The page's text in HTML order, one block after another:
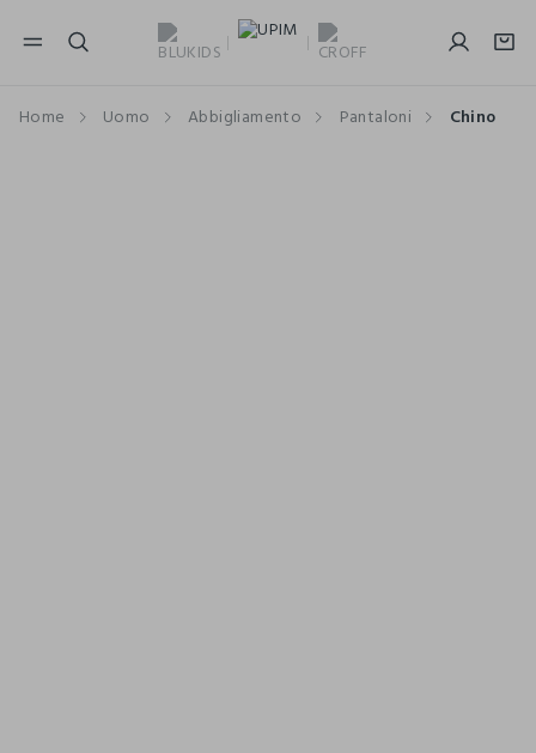
NAVIGATION.ARIA.GOTOMAINCONTENT
Home Uomo Abbigliamento Pantaloni Chino